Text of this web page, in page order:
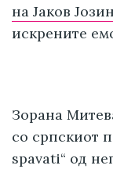
на Јаков
искрените
Зорана
со српскиот
spavati“ од